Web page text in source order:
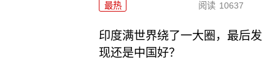
最热 阅读 10637
印度满世界绕了一大圈，最后发
现还是中国好？